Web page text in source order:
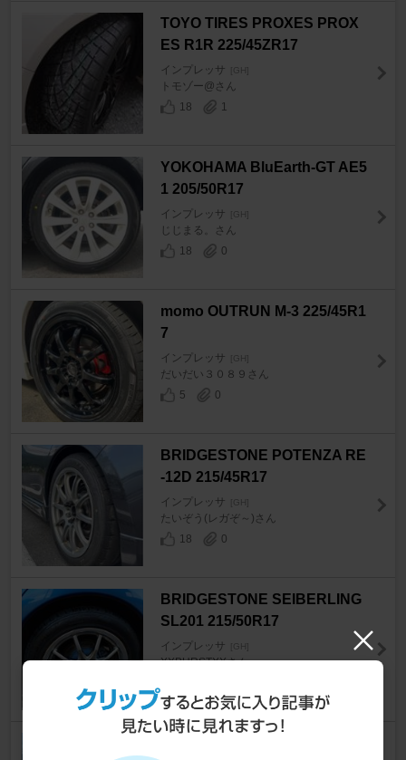
TOYO TIRES PROXES PROX
ES R1R 225/45ZR17
インプレッサ [GH]
トモゾー@さん
18
1
YOKOHAMA BluEarth-GT AE5
1 205/50R17
インプレッサ [GH]
じじまる。さん
18
0
momo OUTRUN M-3 225/45R1
7
インプレッサ [GH]
だいだい３０８９さん
5
0
BRIDGESTONE POTENZA RE
-12D 215/45R17
インプレッサ [GH]
たいぞう(レガぞ～)さん
18
0
BRIDGESTONE SEIBERLING
SL201 215/50R17
インプレッサ [GH]
XXBURSTXXさん